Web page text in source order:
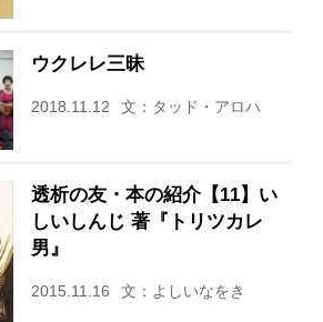
ウクレレ三昧
2018.11.12 文：タッド・アロハ
透析の友・本の紹介【11】い
しいしんじ 著『トリツカレ
男』
2015.11.16 文：よしいなをき